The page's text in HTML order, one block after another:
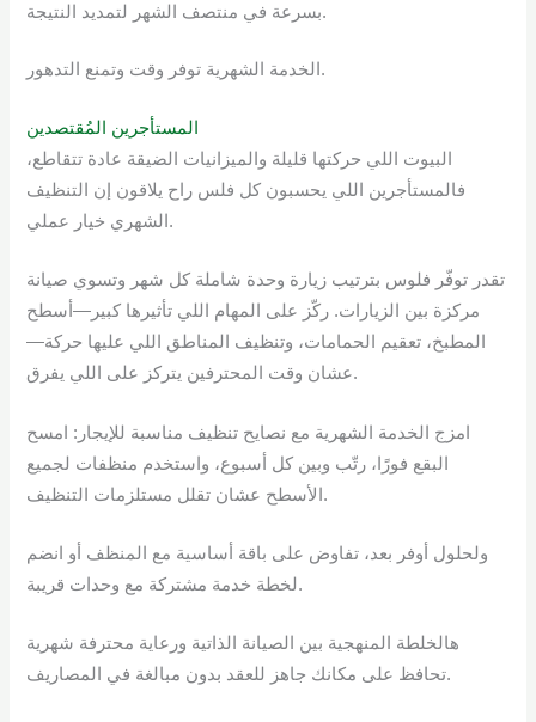
بسرعة في منتصف الشهر لتمديد النتيجة.
الخدمة الشهرية توفر وقت وتمنع التدهور.
المستأجرين المُقتصدين
البيوت اللي حركتها قليلة والميزانيات الضيقة عادة تتقاطع،
فالمستأجرين اللي يحسبون كل فلس راح يلاقون إن التنظيف
الشهري خيار عملي.
تقدر توفّر فلوس بترتيب زيارة وحدة شاملة كل شهر وتسوي صيانة
مركزة بين الزيارات. ركّز على المهام اللي تأثيرها كبير—أسطح
المطبخ، تعقيم الحمامات، وتنظيف المناطق اللي عليها حركة—
عشان وقت المحترفين يتركز على اللي يفرق.
امزج الخدمة الشهرية مع نصايح تنظيف مناسبة للإيجار: امسح
البقع فورًا، رتّب وبين كل أسبوع، واستخدم منظفات لجميع
الأسطح عشان تقلل مستلزمات التنظيف.
ولحلول أوفر بعد، تفاوض على باقة أساسية مع المنظف أو انضم
لخطة خدمة مشتركة مع وحدات قريبة.
هالخلطة المنهجية بين الصيانة الذاتية ورعاية محترفة شهرية
تحافظ على مكانك جاهز للعقد بدون مبالغة في المصاريف.